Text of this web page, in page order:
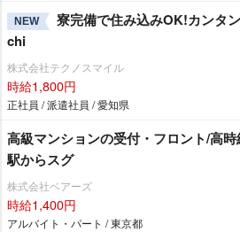
NEW
寮完備で住み込みOK!カンタ
chi
株式会社テクノスマイル
時給1,800円
正社員 / 派遣社員 / 愛知県
高級マンションの受付・フロント/高
駅からスグ
株式会社ベアーズ
時給1,400円
アルバイト・パート / 東京都